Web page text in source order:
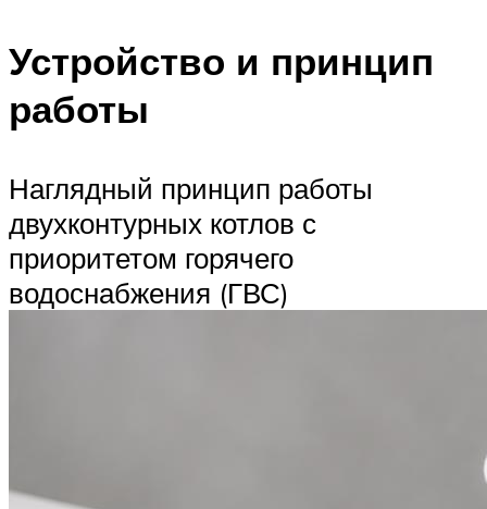
Устройство и принцип
работы
Наглядный принцип работы
двухконтурных котлов с
приоритетом горячего
водоснабжения (ГВС)